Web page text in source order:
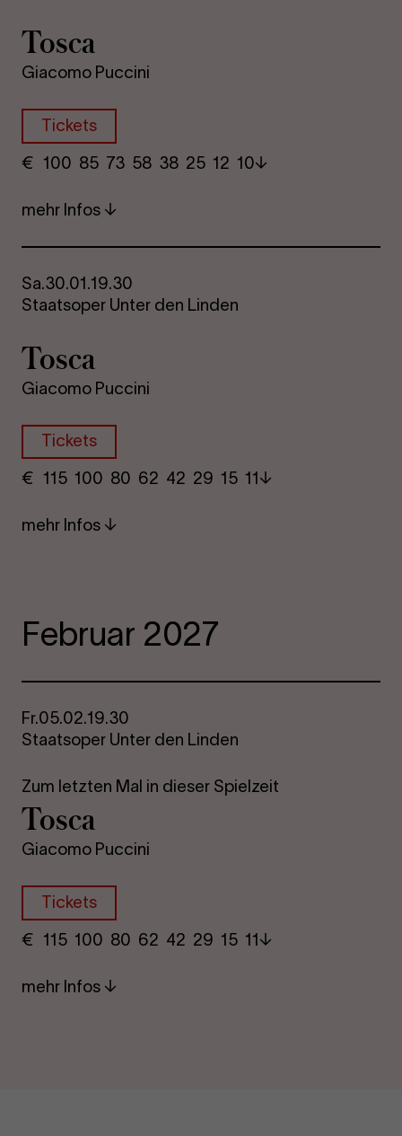
Tosca
Giacomo Puccini
Tickets
€ ​ 100 85 73​ 58 38 25​ 12 10
mehr Infos
Sa.30.01.19.30
Staatsoper Unter den Linden
Tosca
Giacomo Puccini
Tickets
€ ​ 115 100 80​ 62 42 29​ 15 11
mehr Infos
Februar 2027
Fr.05.02.19.30
Staatsoper Unter den Linden
Zum letzten Mal in dieser Spielzeit
Tosca
Giacomo Puccini
Tickets
€ ​ 115 100 80​ 62 42 29​ 15 11
mehr Infos